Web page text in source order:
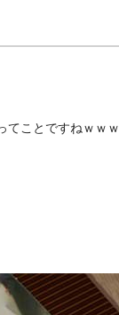
てことですねｗｗｗ